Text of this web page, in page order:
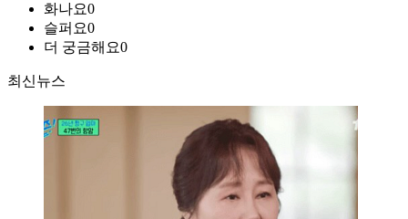
화나요0
슬퍼요0
더 궁금해요0
최신뉴스